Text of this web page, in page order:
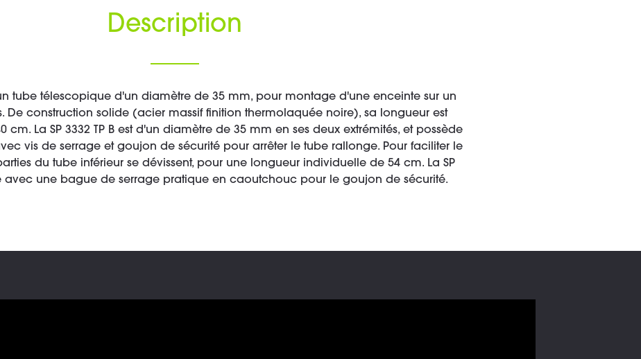
Description
un tube télescopique d'un diamètre de 35 mm, pour montage d'une enceinte sur un
De construction solide (acier massif finition thermolaquée noire), sa longueur est
cm. La SP 3332 TP B est d'un diamètre de 35 mm en ses deux extrémités, et possède
vis de serrage et goujon de sécurité pour arrêter le tube rallonge. Pour faciliter le
du tube inférieur se dévissent, pour une longueur individuelle de 54 cm. La SP
avec une bague de serrage pratique en caoutchouc pour le goujon de sécurité.